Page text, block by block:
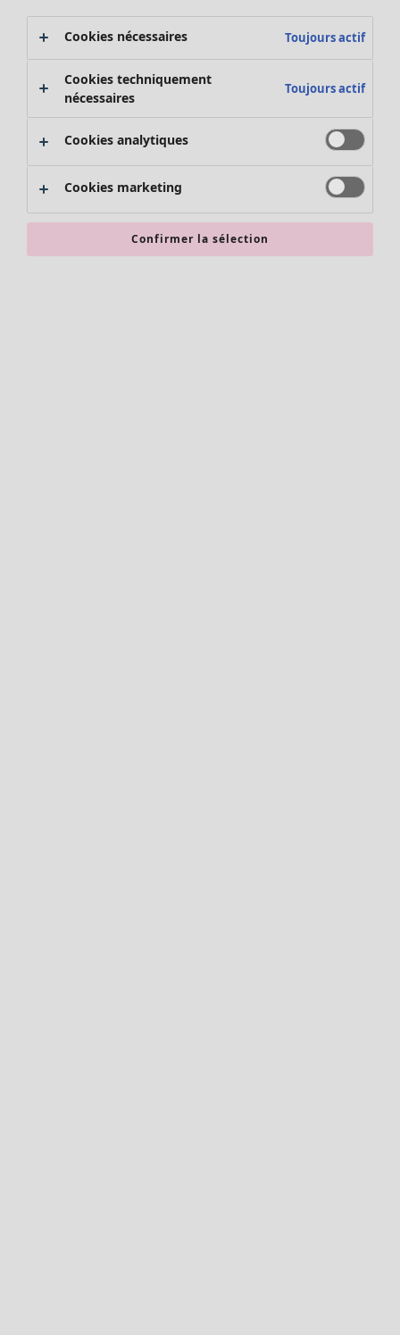
Promos SOLDES
Les promos de Gudrun Sjödén
Nouvel arrivage
Bonnes affaires en soldes - jusqu'à -70
Cookies nécessaires Toujours actif
Cookies techniquement
nécessaires
Toujours actif
Cookies analytiques
Cookies marketing
Confirmer la sélection